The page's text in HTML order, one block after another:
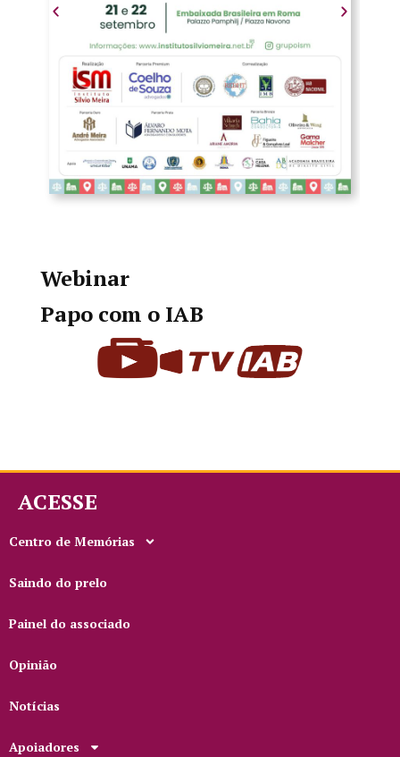
Webinar
Papo com o IAB
ACESSE
Centro de Memórias
Saindo do prelo
Painel do associado
Opinião
Notícias
Apoiadores